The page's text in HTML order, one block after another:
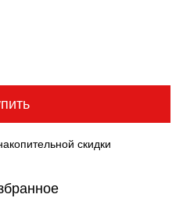
скидки